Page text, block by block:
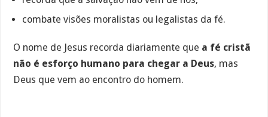
combate visões moralistas ou legalistas da fé.
O nome de Jesus recorda diariamente que a fé cristã
não é esforço humano para chegar a Deus, mas
Deus que vem ao encontro do homem.